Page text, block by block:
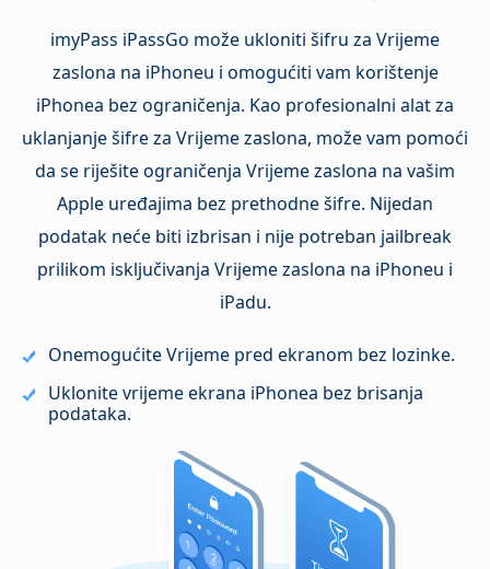
imyPass iPassGo može ukloniti šifru za Vrijeme
zaslona na iPhoneu i omogućiti vam korištenje
iPhonea bez ograničenja. Kao profesionalni alat za
uklanjanje šifre za Vrijeme zaslona, može vam pomoći
da se riješite ograničenja Vrijeme zaslona na vašim
Apple uređajima bez prethodne šifre. Nijedan
podatak neće biti izbrisan i nije potreban jailbreak
prilikom isključivanja Vrijeme zaslona na iPhoneu i
iPadu.
Onemogućite Vrijeme pred ekranom bez lozinke.
Uklonite vrijeme ekrana iPhonea bez brisanja
podataka.